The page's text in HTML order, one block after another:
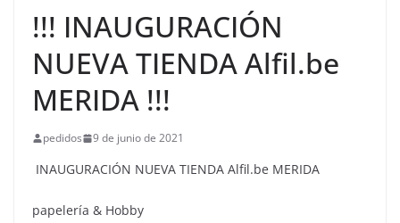
!!! INAUGURACIÓN
NUEVA TIENDA Alfil.be
MERIDA !!!
pedidos 9 de junio de 2021
INAUGURACIÓN NUEVA TIENDA Alfil.be MERIDA
papelería & Hobby